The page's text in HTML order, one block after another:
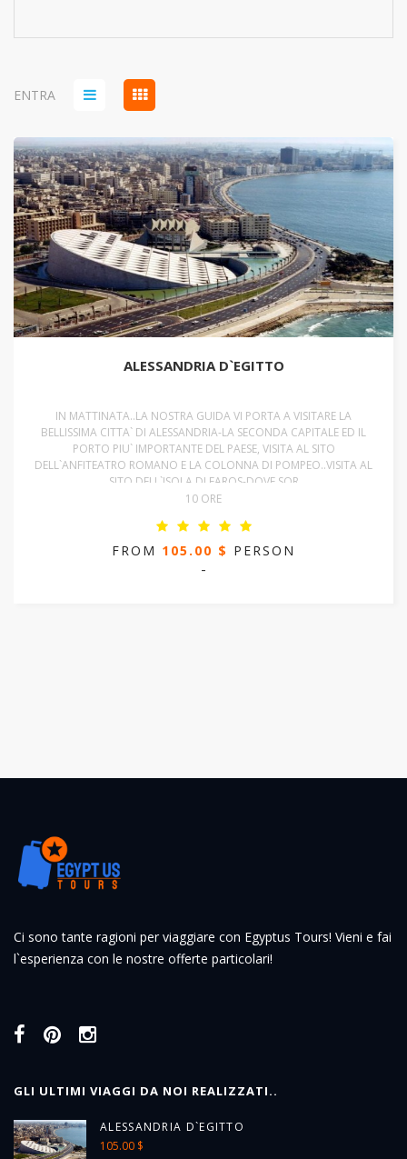
ENTRA
ALESSANDRIA D`EGITTO
IN MATTINATA..LA NOSTRA GUIDA VI PORTA A VISITARE LA
BELLISSIMA CITTA` DI ALESSANDRIA-LA SECONDA CAPITALE ED IL
PORTO PIU` IMPORTANTE DEL PAESE, VISITA AL SITO
DELL`ANFITEATRO ROMANO E LA COLONNA DI POMPEO..VISITA AL
SITO DELL`ISOLA DI FAROS-DOVE SOR
10 ORE
FROM 105.00 $ PERSON
-
Ci sono tante ragioni per viaggiare con Egyptus Tours! Vieni e fai
l`esperienza con le nostre offerte particolari!
GLI ULTIMI VIAGGI DA NOI REALIZZATI..
ALESSANDRIA D`EGITTO
105.00 $